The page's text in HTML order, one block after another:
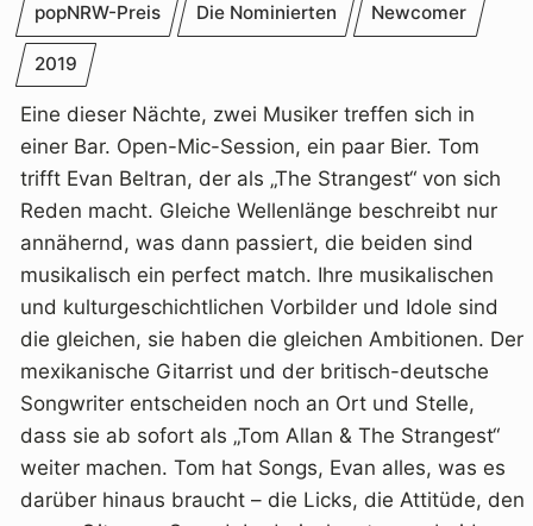
popNRW-Preis Die Nominierten Newcomer
2019
Eine dieser Nächte, zwei Musiker treffen sich in
einer Bar. Open-Mic-Session, ein paar Bier. Tom
trifft Evan Beltran, der als „The Strangest“ von sich
Reden macht. Gleiche Wellenlänge beschreibt nur
annähernd, was dann passiert, die beiden sind
musikalisch ein perfect match. Ihre musikalischen
und kulturgeschichtlichen Vorbilder und Idole sind
die gleichen, sie haben die gleichen Ambitionen. Der
mexikanische Gitarrist und der britisch-deutsche
Songwriter entscheiden noch an Ort und Stelle,
dass sie ab sofort als „Tom Allan & The Strangest“
weiter machen. Tom hat Songs, Evan alles, was es
darüber hinaus braucht – die Licks, die Attitüde, den